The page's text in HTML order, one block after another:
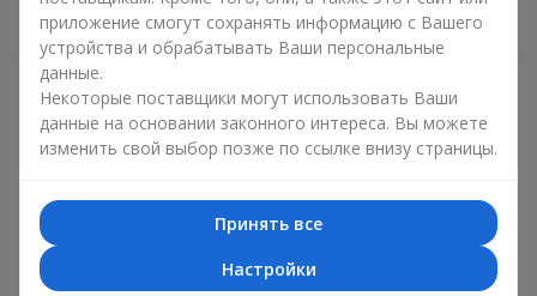
Заказать Заказать
приложение смогут сохранять информацию с Вашего
устройства и обрабатывать Ваши персональные
данные.
Некоторые поставщики могут использовать Ваши
данные на основании законного интереса. Вы можете
изменить свой выбор позже по ссылке внизу страницы.
Принять все
Настройки